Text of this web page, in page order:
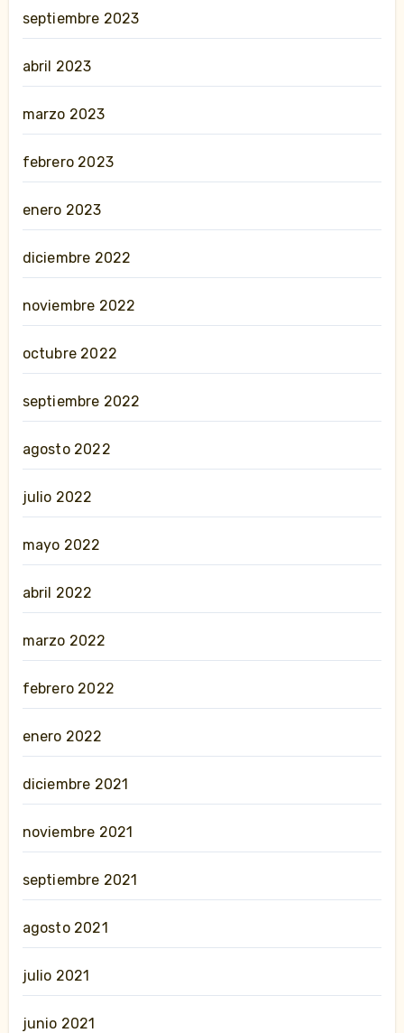
septiembre 2023
abril 2023
marzo 2023
febrero 2023
enero 2023
diciembre 2022
noviembre 2022
octubre 2022
septiembre 2022
agosto 2022
julio 2022
mayo 2022
abril 2022
marzo 2022
febrero 2022
enero 2022
diciembre 2021
noviembre 2021
septiembre 2021
agosto 2021
julio 2021
junio 2021